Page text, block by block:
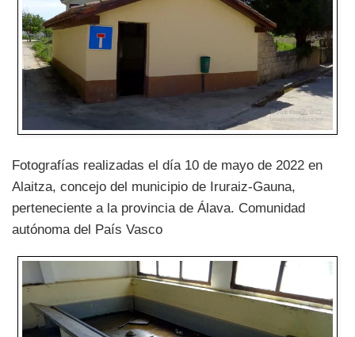
Fotografías realizadas el día 10 de mayo de 2022 en
Alaitza, concejo del municipio de Iruraiz-Gauna,
perteneciente a la provincia de Álava. Comunidad
autónoma del País Vasco